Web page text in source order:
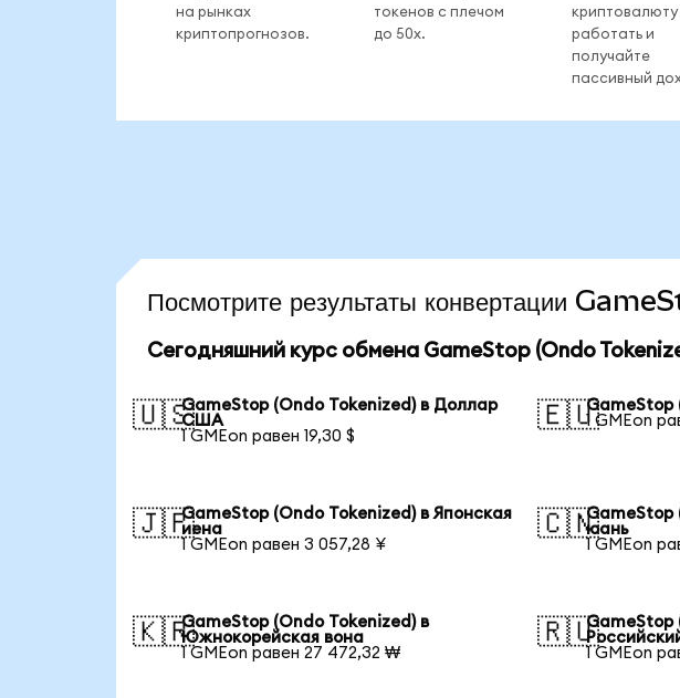
на рынках
криптопрогнозов.
токенов с плечом
до 50x.
криптовалюту
работать и
получайте
пассивный
Посмотрите результаты конвертации
Сегодняшний курс обмена GameStop (Ondo
🇺🇸GameStop (Ondo Tokenized) в Доллар
США
1 GMEon равен 19,30 $
🇪🇺GameStop
1 GMEon
🇯🇵GameStop (Ondo Tokenized) в Японская
иена
1 GMEon равен 3 057,28 ¥
🇨🇳GameStop
юань
1 GMEon
🇰🇷GameStop (Ondo Tokenized) в
Южнокорейская вона
1 GMEon равен 27 472,32 ₩
🇷🇺GameStop
1 GMEon